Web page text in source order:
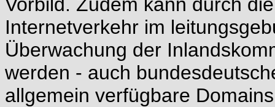
Internetverkehr im
Überwachung der
werden - auch
allgemein verfügbare